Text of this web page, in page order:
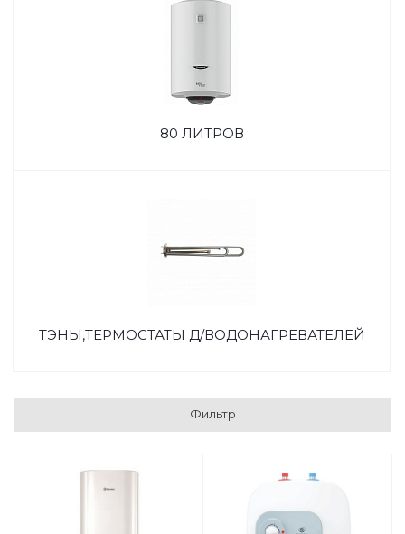
80 ЛИТРОВ
ТЭНЫ,ТЕРМОСТАТЫ Д/ВОДОНАГРЕВАТЕЛЕЙ
Фильтр